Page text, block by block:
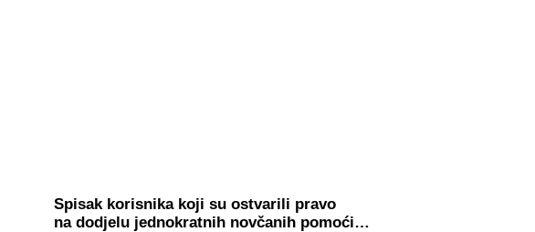
Spisak korisnika koji su ostvarili pravo
na dodjelu jednokratnih novčanih pomoći…